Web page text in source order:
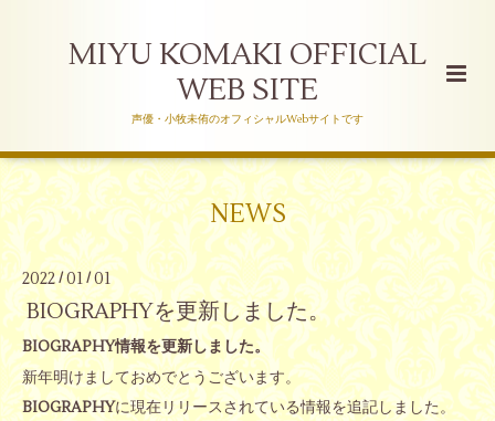
MIYU KOMAKI OFFICIAL
WEB SITE
声優・小牧未侑のオフィシャルWebサイトです
NEWS
2022/01 /01
BIOGRAPHYを更新しました。
BIOGRAPHY情報を更新しました。
新年明けましておめでとうございます。
BIOGRAPHYに現在リリースされている情報を追記しました。